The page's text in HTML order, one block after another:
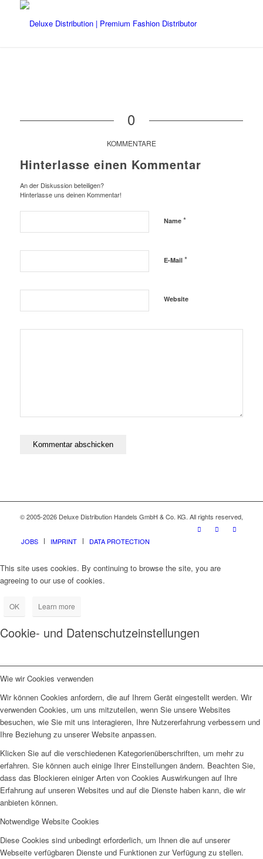
0
KOMMENTARE
Hinterlasse einen Kommentar
An der Diskussion beteiligen?
Hinterlasse uns deinen Kommentar!
Name *
E-Mail *
Website
© 2005-2026 Deluxe Distribution Handels GmbH & Co. KG. All rights reserved,
JOBS IMPRINT DATA PROTECTION
This site uses cookies. By continuing to browse the site, you are
agreeing to our use of cookies.
OK Learn more
Cookie- und Datenschutzeinstellungen
Wie wir Cookies verwenden
Wir können Cookies anfordern, die auf Ihrem Gerät eingestellt werden. Wir
verwenden Cookies, um uns mitzuteilen, wenn Sie unsere Websites
besuchen, wie Sie mit uns interagieren, Ihre Nutzererfahrung verbessern und
Ihre Beziehung zu unserer Website anpassen.
Klicken Sie auf die verschiedenen Kategorienüberschriften, um mehr zu
erfahren. Sie können auch einige Ihrer Einstellungen ändern. Beachten Sie,
dass das Blockieren einiger Arten von Cookies Auswirkungen auf Ihre
Erfahrung auf unseren Websites und auf die Dienste haben kann, die wir
anbieten können.
Notwendige Website Cookies
Diese Cookies sind unbedingt erforderlich, um Ihnen die auf unserer
Webseite verfügbaren Dienste und Funktionen zur Verfügung zu stellen.